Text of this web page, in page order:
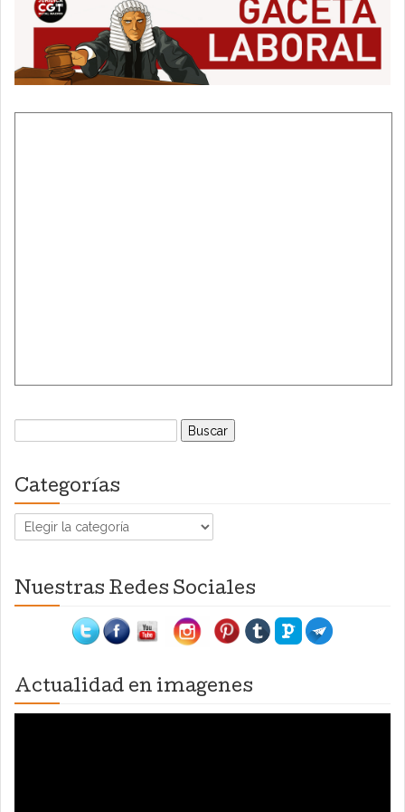
Buscar:
Categorías
Categorías
Nuestras Redes Sociales
Actualidad en imagenes